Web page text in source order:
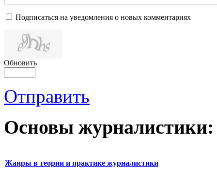
Подписаться на уведомления о новых комментариях
Обновить
Отправить
Основы журналистики:
Жанры в теории и практике журналистики